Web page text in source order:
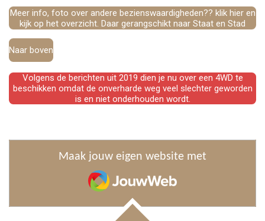
Meer info, foto over andere bezienswaardigheden?? klik hier en
kijk op het overzicht. Daar gerangschikt naar Staat en Stad
Naar boven
Volgens de berichten uit 2019 dien je nu over een 4WD te
beschikken omdat de onverharde weg veel slechter geworden
is en niet onderhouden wordt.
Maak jouw eigen website met
JouwWeb